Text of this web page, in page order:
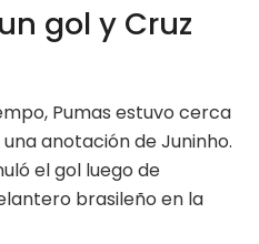
gol y Cruz
Pumas estuvo cerca
anotación de Juninho.
el gol luego de
brasileño en la